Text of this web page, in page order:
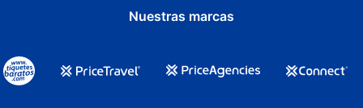
Nuestras marcas